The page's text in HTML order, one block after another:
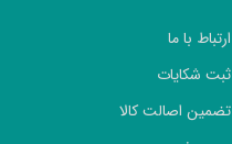
ارتباط با ما
ثبت شکایات
تضمین اصالت کالا